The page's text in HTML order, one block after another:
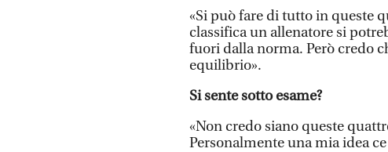
«Si può fare di tutto in queste
classifica un allenatore si
fuori dalla norma. Però credo
equilibrio».
Si sente sotto esame?
«Non credo siano queste
Personalmente una mia idea